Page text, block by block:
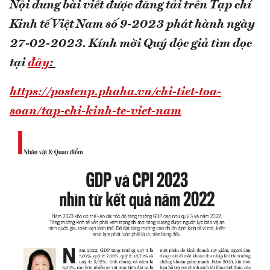
Nội dung bài viết được đăng tải trên Tạp chí
Kinh tế Việt Nam số 9-2023 phát hành ngày
27-02-2023.Kính mời Quý độc giả tìm đọc
tại đây:
https://postenp.phaha.vn/chi-tiet-toa-
soan/tap-chi-kinh-te-viet-nam